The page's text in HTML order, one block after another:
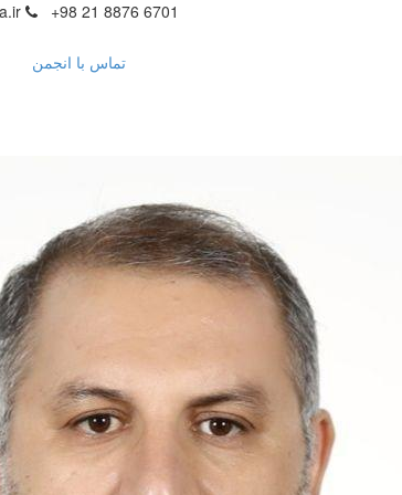
+98 21 8876 6701
تماس با انجمن